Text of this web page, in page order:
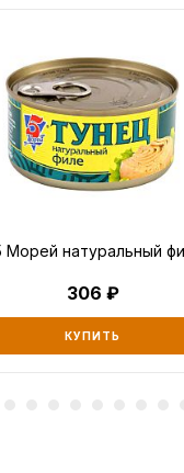
Морей натуральный
306
КУПИТЬ